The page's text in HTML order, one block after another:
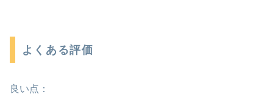
よくある評価
良い点：